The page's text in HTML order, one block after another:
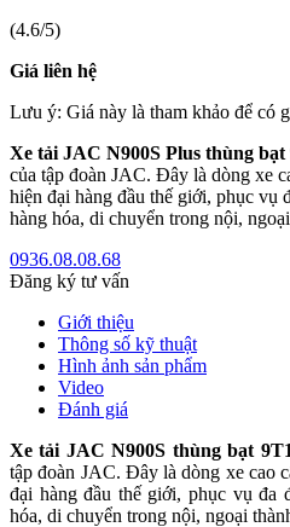
(4.6/5)
Giá liên hệ
Lưu ý: Giá này là tham khảo để có
Xe tải JAC N900S Plus thùng bạt
của tập đoàn JAC. Đây là dòng xe
hiện đại hàng đầu thế giới, phục vụ
hàng hóa, di chuyển trong nội,
0936.08.08.68
Đăng ký tư vấn
Giới thiệu
Thông số kỹ thuật
Hình ảnh sản phẩm
Video
Đánh giá
Xe tải JAC N900S thùng bạt 9T1
tập đoàn JAC. Đây là dòng xe cao
đại hàng đầu thế giới, phục vụ đa
hóa, di chuyển trong nội, ngoại